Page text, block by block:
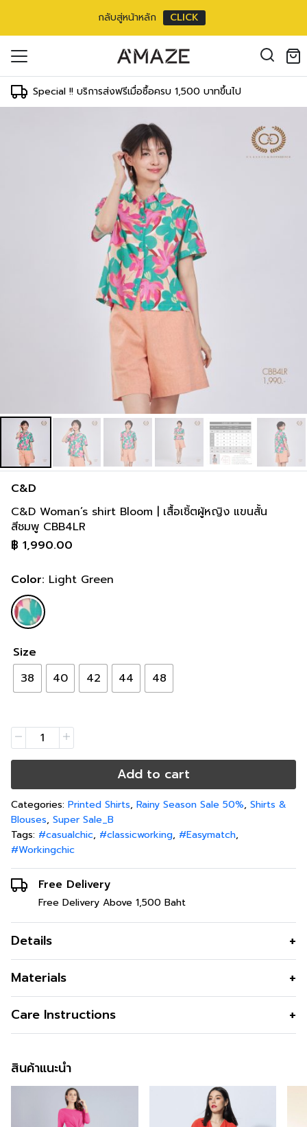
กลับสู่หน้าหลัก CLICK
Special !! บริการส่งฟรีเมื่อซื้อครบ 1,500 บาทขึ้นไป
C&D
C&D Woman’s shirt Bloom | เสื้อเชิ้ตผู้หญิง แขนสั้น
สีชมพู CBB4LR
฿ 1,990.00
Color: Light Green
Size
38
40 42 44 48
Add to cart
Categories: Printed Shirts, Rainy Season Sale 50%, Shirts &
Blouses, Super Sale_B
Tags: #casualchic, #classicworking, #Easymatch,
#Workingchic
Free Delivery
Free Delivery Above 1,500 Baht
Details
อากาศดี พิมพ์ลาย Bloom แบรนด์ C&D
Materials
เนื้อผ้า
คุณสมบัติผ้า
เนื้อนุ่ม เบา ใส่สบาย ระบายอากาศ เพราะ
รูปทรง
ทรงหลวม
รูปทรงคอ
Care Instructions
สินค้าแนะนำ
in the cart.
address*
คลิกที่นี่เพื่อสมัครสมาชิก
คุณเพื่อรองรับประสบการณ์การใช้งาน